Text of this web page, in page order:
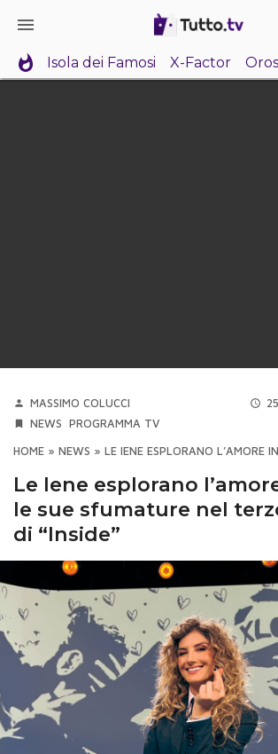
Isola dei Famosi X-Factor
MASSIMO COLUCCI
NEWS
PROGRAMMA TV
HOME » NEWS » LE IENE ESPLORANO L’AMORE
Le Iene esplorano
le sue sfumature nel
di “Inside”